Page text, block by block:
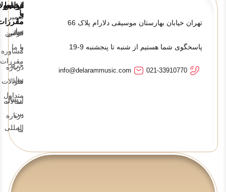
تهران خیابان بهارستان موسیقی دلارام پلاک 66
پاسخگوی شما هستیم از شنبه تا پنجشنبه 9-19
021-33910770
info@delarammusic.com
تعمیر
ساز
مشاوره
خرید
ساز
ارسال
بین
المللی
قوانین
و
قوانین
و
مقررات
سوالات
متداول
درباره
ما
ارتباط
با
ما
تماس
با ما
درباره
ما
مقالات